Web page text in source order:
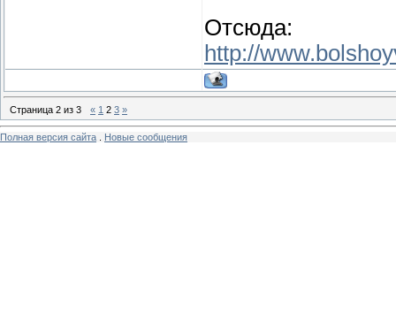
Отсюда:
http://
Страница 2 из 3 « 1 2 3 »
Полная версия сайта Новые сообщения